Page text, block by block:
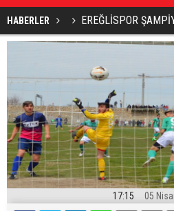
HABERLER EREĞLİSPOR
17:15 05